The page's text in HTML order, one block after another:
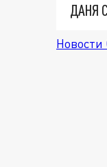
ДАНЯ